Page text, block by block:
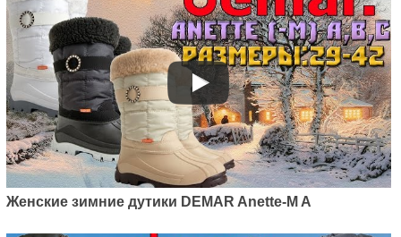
Женские зимние дутики DEMAR Anette-M A